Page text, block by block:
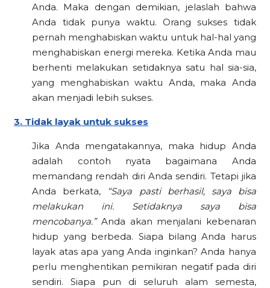
Anda. Maka dengan demikian, jelaslah bahwa
Anda tidak punya waktu. Orang sukses tidak
pernah menghabiskan waktu untuk hal-hal yang
menghabiskan energi mereka. Ketika Anda mau
berhenti melakukan setidaknya satu hal sia-sia,
yang menghabiskan waktu Anda, maka Anda
akan menjadi lebih sukses.
3. Tidak layak untuk sukses
Jika Anda mengatakannya, maka hidup Anda
adalah contoh nyata bagaimana Anda
memandang rendah diri Anda sendiri. Tetapi jika
Anda berkata,
“Saya pasti berhasil, saya bisa
melakukan ini. Setidaknya saya bisa
mencobanya.”Anda akan menjalani kebenaran
hidup yang berbeda. Siapa bilang Anda harus
layak atas apa yang Anda inginkan? Anda hanya
perlu menghentikan pemikiran negatif pada diri
sendiri. Siapa pun di seluruh alam semesta,